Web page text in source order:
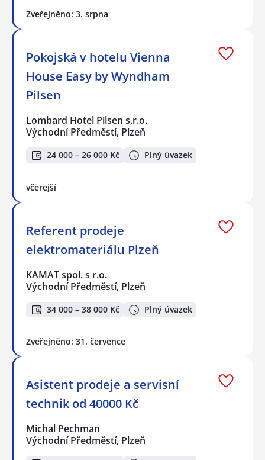
Zveřejněno: 3. srpna
Pokojská v hotelu Vienna
House Easy by Wyndham
Pilsen
Lombard Hotel Pilsen s.r.o.
Východní Předměstí, Plzeň
24 000 – 26 000 Kč Plný úvazek
včerejší
Referent prodeje
elektromateriálu Plzeň
KAMAT spol. s r.o.
Východní Předměstí, Plzeň
34 000 – 38 000 Kč Plný úvazek
Zveřejněno: 31. července
Asistent prodeje a servisní
technik od 40000 Kč
Michal Pechman
Východní Předměstí, Plzeň